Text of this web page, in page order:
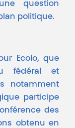
question
politique.
Ecolo, que
fédéral et
notamment
participe
des
obtenu en